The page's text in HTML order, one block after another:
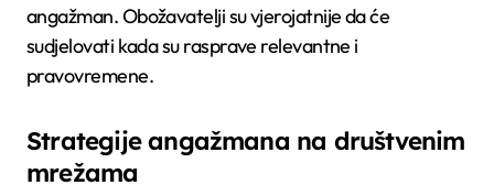
angažman. Obožavatelji su vjerojatnije da će
sudjelovati kada su rasprave relevantne i
pravovremene.
Strategije angažmana na društvenim
mrežama